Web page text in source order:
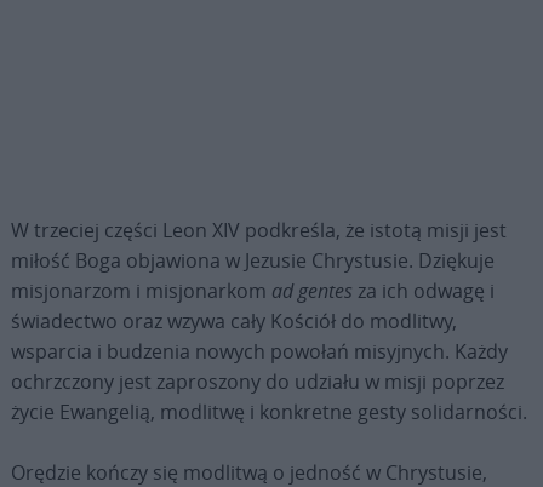
W trzeciej części Leon XIV podkreśla, że istotą misji jest
miłość Boga objawiona w Jezusie Chrystusie. Dziękuje
misjonarzom i misjonarkom ad gentes za ich odwagę i
świadectwo oraz wzywa cały Kościół do modlitwy,
wsparcia i budzenia nowych powołań misyjnych. Każdy
ochrzczony jest zaproszony do udziału w misji poprzez
życie Ewangelią, modlitwę i konkretne gesty solidarności.
Orędzie kończy się modlitwą o jedność w Chrystusie,